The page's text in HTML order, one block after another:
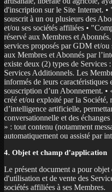
d'inscription sur le Site Internet.
souscrit à un ou plusieurs des
et/ou ses sociétés affiliées •
réservé aux Membres et
services proposés par GDM et/ou
aux Membres et Abonnés par
existe deux (2) types de Services
Services Additionnels. Les
informés de leurs caractéristiques
souscription d’un Abonnement.
créé et/ou exploité par la Société,
d’intelligence artificielle,
conversationnelle et des
» : tout contenu (notamment
automatiquement ou assisté par
4. Objet et champ d’application
Le présent document a pour
d'utilisation et de vente des
sociétés affiliées à ses Membres.